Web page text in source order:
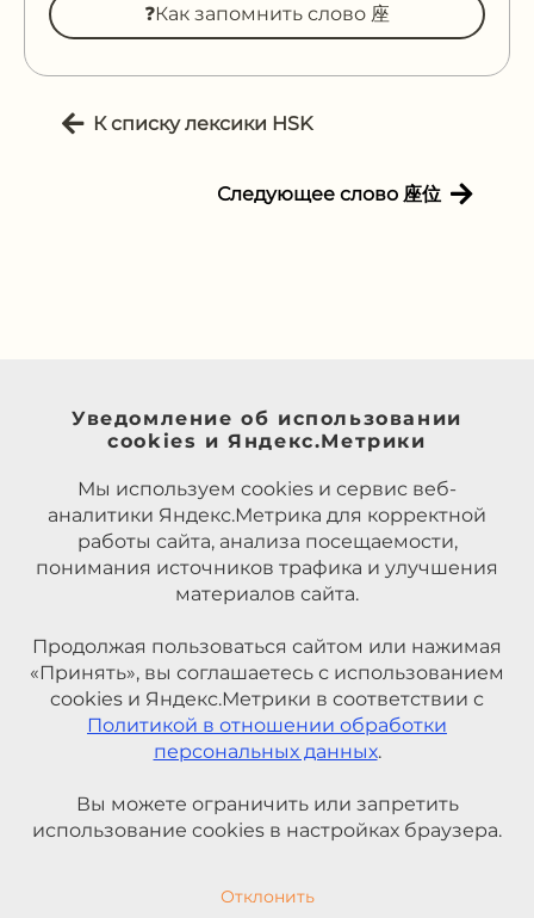
❓Как запомнить слово 座
К списку лексики HSK
Следующее слово 座位
Уведомление об использовании
cookies и Яндекс.Метрики
Мы используем cookies и сервис веб-
аналитики Яндекс.Метрика для корректной
работы сайта, анализа посещаемости,
понимания источников трафика и улучшения
материалов сайта.
Продолжая пользоваться сайтом или нажимая
«Принять», вы соглашаетесь с использованием
cookies и Яндекс.Метрики в соответствии с
Политикой в отношении обработки
персональных данных.
Вы можете ограничить или запретить
использование cookies в настройках браузера.
Отклонить